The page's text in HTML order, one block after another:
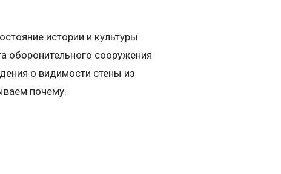
истории и культуры
оборонительного сооружения
о видимости стены из
почему.